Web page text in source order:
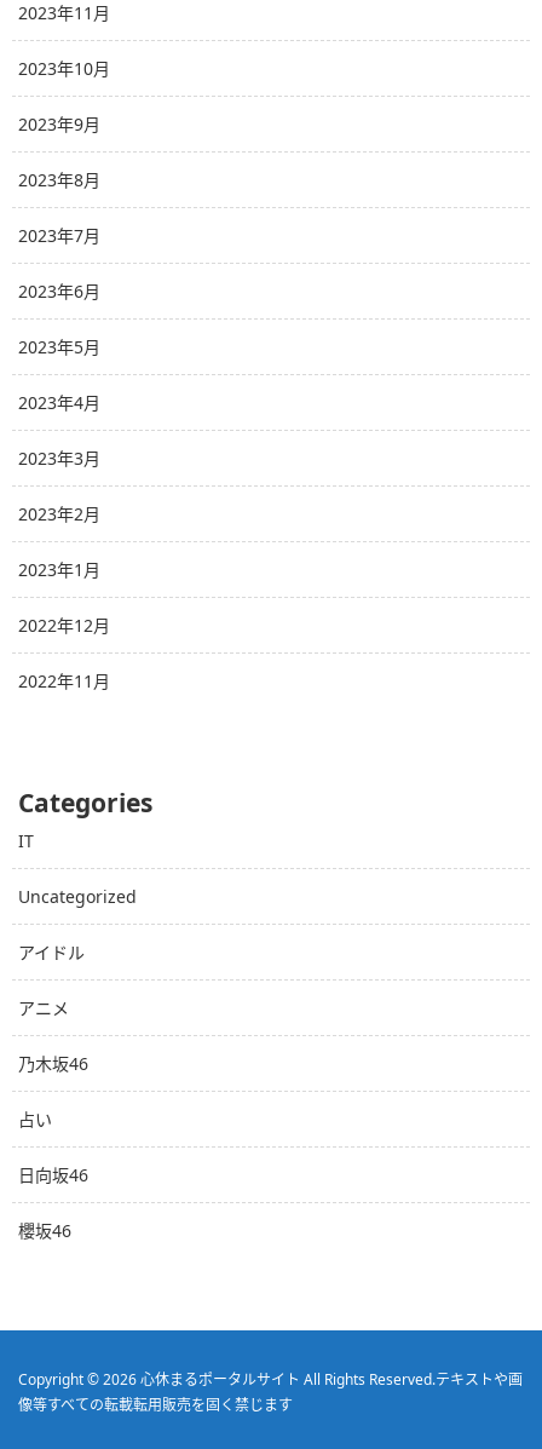
2023年11月
2023年10月
2023年9月
2023年8月
2023年7月
2023年6月
2023年5月
2023年4月
2023年3月
2023年2月
2023年1月
2022年12月
2022年11月
Categories
IT
Uncategorized
アイドル
アニメ
乃木坂46
占い
日向坂46
櫻坂46
Copyright © 2026心休まるポータルサイト All Rights Reserved.テキストや画
像等すべての転載転用販売を固く禁じます